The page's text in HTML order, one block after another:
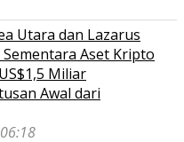
Utara dan Lazarus
Aset Kripto
Miliar
Awal dari